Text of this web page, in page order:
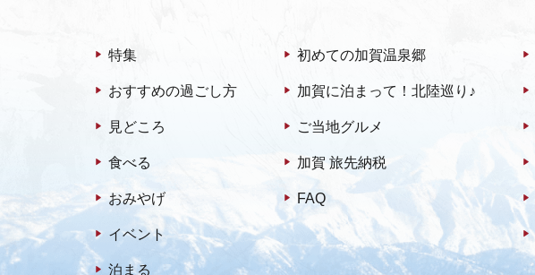
特集
おすすめの過ごし方
見どころ
食べる
おみやげ
イベント
泊まる
初めての加賀温泉郷
加賀に泊まって！北陸巡り♪
ご当地グルメ
加賀 旅先納税
FAQ